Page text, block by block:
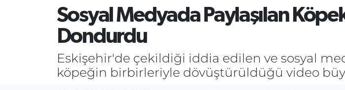
Sosyal Medyada Paylaşılan
Dondurdu
Eskişehir'de çekildiği iddia edilen ve sosyal
köpeğin birbirleriyle dövüştürüldüğü video